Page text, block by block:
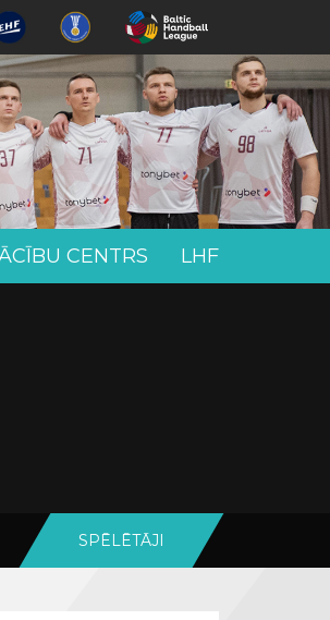
CENTRS LHF
SPĒLĒTĀJI